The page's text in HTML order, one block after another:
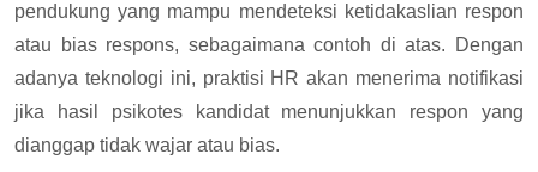
pendukung yang mampu mendeteksi ketidakaslian respon
atau bias respons, sebagaimana contoh di atas. Dengan
adanya teknologi ini, praktisi HR akan menerima notifikasi
jika hasil psikotes kandidat menunjukkan respon yang
dianggap tidak wajar atau bias.